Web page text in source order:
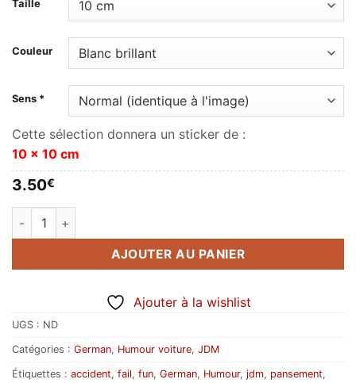
Taille
Couleur
Sens *
Cette sélection donnera un sticker de :
10 x 10 cm
3.50€
quantité de Pansement Fail
AJOUTER AU PANIER
Ajouter à la wishlist
UGS : ND
Catégories : German, Humour voiture, JDM
Étiquettes : accident, fail, fun, German, Humour, jdm, pansement,